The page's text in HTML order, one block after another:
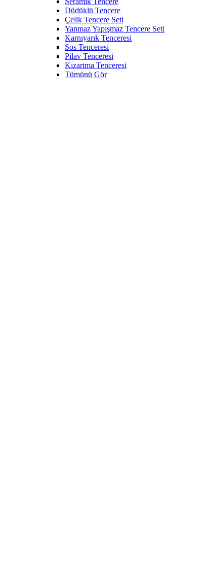
Düdüklü Tencere
Çelik Tencere Seti
Yanmaz Yapışmaz Tencere Seti
Karnıyarık Tenceresi
Sos Tenceresi
Pilav Tenceresi
Kızartma Tenceresi
Tümünü Gör